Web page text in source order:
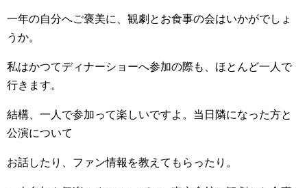
一年の自分へご褒美に、観劇とお食事の会はいかがでしょ
うか。
私はかつてディナーショーへ参加の際も、ほとんど一人で
行きます。
結構、一人で参加って楽しいですよ。当日隣になった方と
公演について
お話したり、ファン情報を教えてもらったり。